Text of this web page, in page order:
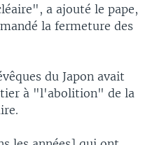
a ajouté le pape,
la fermeture des
du Japon avait
à "l'abolition" de la